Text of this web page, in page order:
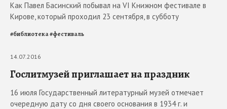
Как Павел Басинский побывал на VI Книжном фестивале в
Кирове, который проходил 23 сентября, в субботу
#библиотека#фестиваль
14.07.2016
Гослитмузей приглашает на праздник
16 июля Государственный литературный музей отмечает
очередную дату со дня своего основания в 1934 г. и